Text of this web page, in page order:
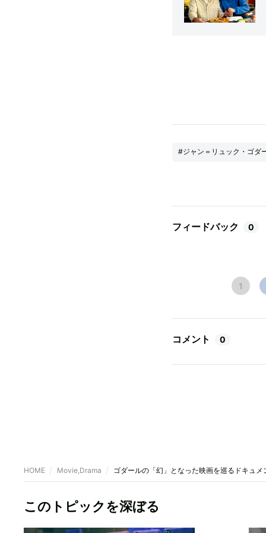
#ジャン＝リュック・ゴダ
フィードバック 0
1
コメント 0
HOME Movie,Drama ゴダールの「幻」となった映画を巡るドキュ
このトピックを深ぼる